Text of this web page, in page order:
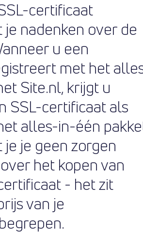
certificaat
nadenken over de
u een
met het
Site.nl, krijgt u
SSL-certificaat als
alles-in-één
je geen zorgen
het kopen van
- het zit
van je